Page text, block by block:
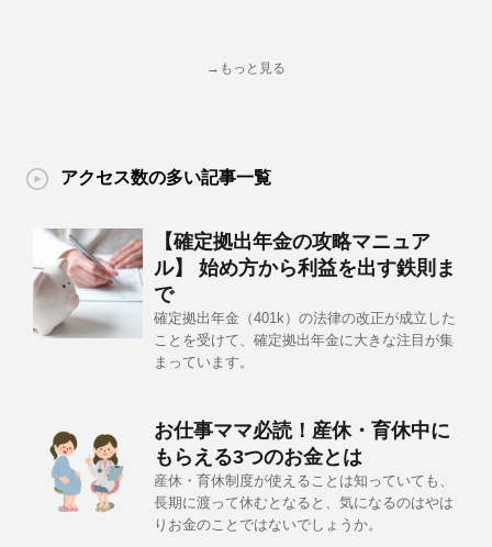
→もっと見る
アクセス数の多い記事一覧
【確定拠出年金の攻略マニュア
ル】 始め方から利益を出す鉄則ま
で
確定拠出年金（401k）の法律の改正が成立した
ことを受けて、確定拠出年金に大きな注目が集
まっています。
お仕事ママ必読！産休・育休中に
もらえる3つのお金とは
産休・育休制度が使えることは知っていても、
長期に渡って休むとなると、気になるのはやは
りお金のことではないでしょうか。